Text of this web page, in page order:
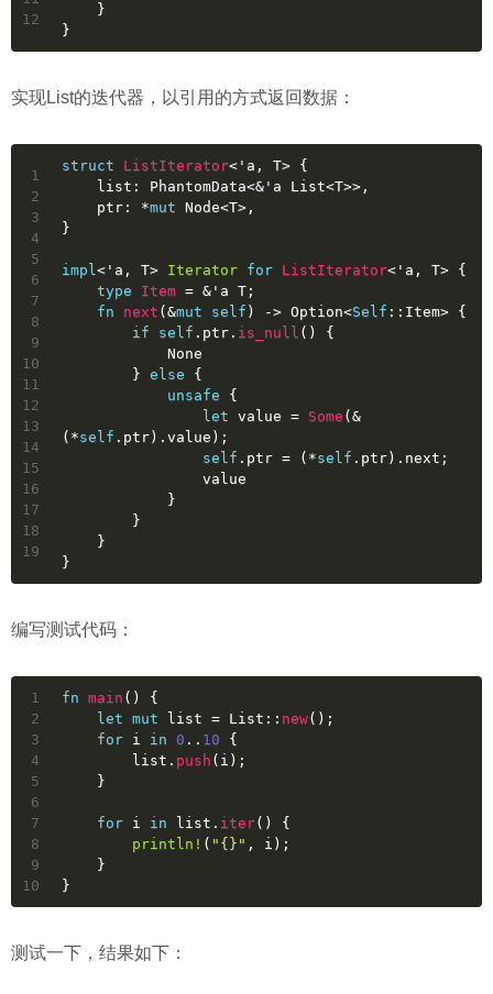
12
    }
}
实现List的迭代器，以引用的方式返回数据：
1
2
3
4
5
6
7
8
9
10
11
12
13
14
15
16
17
18
19
struct ListIterator< 'a , T> {
    list: PhantomData<&
'a List<T>>,
    ptr: *
mut Node<T>,
}
impl< 'a , T> Iterator for ListIterator< 'a , T> {
type
Item = & 'a T;
fn
next (&mut self ) -> Option<Self ::Item> {
if
self .ptr. is_null () {
None
        }
else {
unsafe {
let value = Some (&
(*self .ptr).value);
self .ptr = (*self .ptr).next;
                value
            }
        }
    }
}
编写测试代码：
1
2
3
4
5
6
7
8
9
10
fn main () {
let mut list = List:: new();
for i in 0 .. 10 {
        list.
push (i);
    }
for i in list. iter() {
println! ( "{}" , i);
    }
}
测试一下，结果如下：